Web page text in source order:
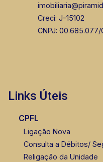
Creci: J-15102
CNPJ:
Links Úteis
CPFL
Ligação Nova
Consulta a Débitos/
Religação da Unidade